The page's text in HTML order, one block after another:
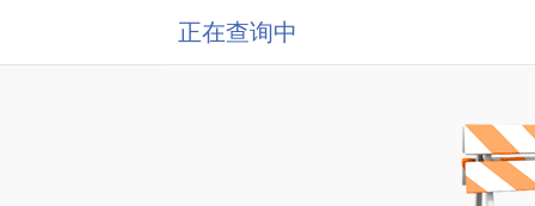
正在查询中